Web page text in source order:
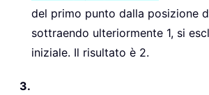
del primo punto dalla posizione
sottraendo ulteriormente 1, si
iniziale. Il risultato è 2.
3.